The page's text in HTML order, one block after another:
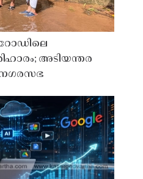
അടിയന്തര
നഗരസഭ